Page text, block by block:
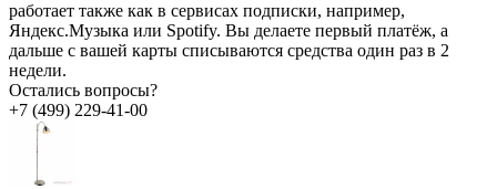
работает также как в сервисах подписки, например,
Яндекс.Музыка или Spotify. Вы делаете первый платёж, а
дальше с вашей карты списываются средства один раз в 2
недели.
Остались вопросы?
+7 (499) 229-41-00